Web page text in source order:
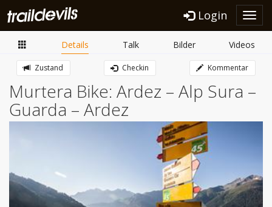
Login
Details Talk Bilder Videos
Zustand Checkin Kommentar
Murtera Bike: Ardez – Alp Sura –
Guarda – Ardez